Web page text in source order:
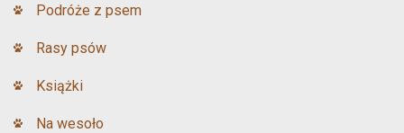
Podróże z psem
Rasy psów
Książki
Na wesoło